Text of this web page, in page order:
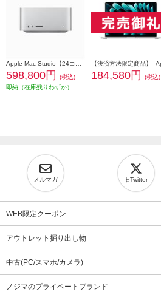
598,800円
(税込)
即納（在庫残りわずか）
184,580円 (税込)
メルマガ 旧Twitter
WEB限定クーポン
アウトレット掘り出し物
中古(PC/スマホ/カメラ)
ノジマのプライベートブランド